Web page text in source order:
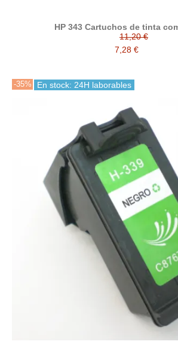
HP 343 Cartuchos de tinta
11,20 €
7,28 €
-35% En stock: 24H laborables